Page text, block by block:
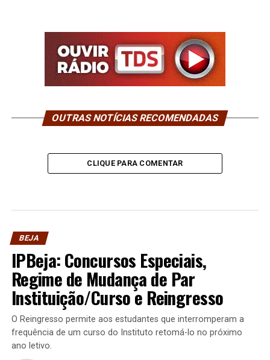
OUTRAS NOTÍCIAS RECOMENDADAS
CLIQUE PARA COMENTAR
BEJA
IPBeja: Concursos Especiais,
Regime de Mudança de Par
Instituição/Curso e Reingresso
O Reingresso permite aos estudantes que interromperam a
frequência de um curso do Instituto retomá-lo no próximo
ano letivo.